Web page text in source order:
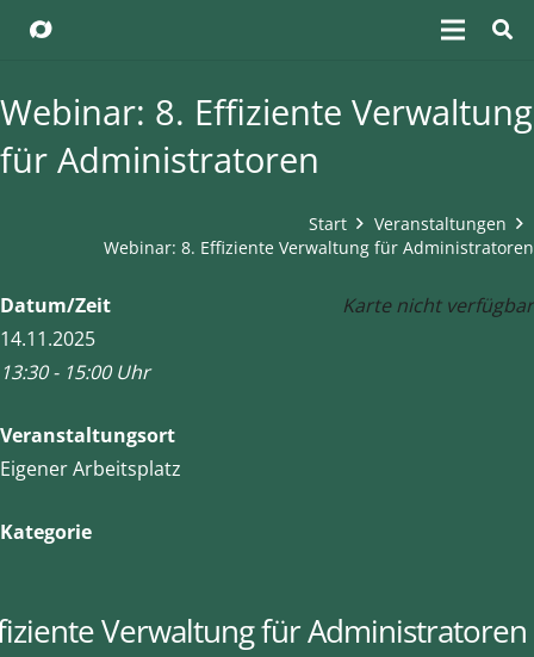
Webinar: 8. Effiziente Verwaltung
für Administratoren
Start
Veranstaltungen
Webinar: 8. Effiziente Verwaltung für Administratoren
Karte nicht verfügbar
Datum/Zeit
14.11.2025
13:30 - 15:00 Uhr
Veranstaltungsort
Eigener Arbeitsplatz
Kategorie
Verwaltung für Administratoren